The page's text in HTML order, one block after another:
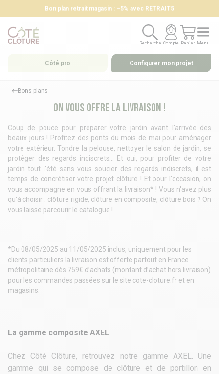
Bon plan retrait magasin : –5% avec RETRAIT5
Recherche
Recherche
Compte
Compte
Panier
Panier
Menu
Menu
Côté pro Configurer mon projet
Bons plans
On vous offre la livraison !
Coup de pouce pour préparer votre jardin avant l'arrivée des
beaux jours ! Profitez des ponts du mois de mai pour aménager
votre extérieur. Tondre la pelouse, nettoyer le salon de jardin, se
protéger des regards indiscrets… Et oui, pour profiter de votre
jardin tout l'été sans vous soucier des regards indiscrets, il est
temps de concrétiser votre projet clôture ! Et pour l'occasion, on
vous accompagne en vous offrant la livraison* ! Vous n'avez plus
qu'à choisir : clôture rigide, clôture en composite, clôture bois ? On
vous laisse parcourir le catalogue !
*Du 08/05/2025 au 11/05/2025 inclus, uniquement pour les
clients particuliers la livraison est offerte partout en France
métropolitaine dès 759€ d’achats (montant d’achat hors livraison)
pour les commandes passées sur le site cote-cloture.fr et en
magasins.
La gamme composite AXEL
Chez Côté Clôture, retrouvez notre gamme AXEL. Une
gamme qui se compose de clôture et de portillon en